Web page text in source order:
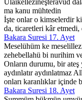
Ülaikellezineşteravüd
ma kanu mühtedin
İşte onlar o kimselerdir ki,
da, ticaretleri kâr etmedi,
Bakara Suresi 17. Ayet
Meselühüm ke
zehebellahü bi nurihim
Onların durumu, bir
aydınlatır aydınlatmaz
onları karanlıklar içinde
Bakara Suresi 18. Ayet